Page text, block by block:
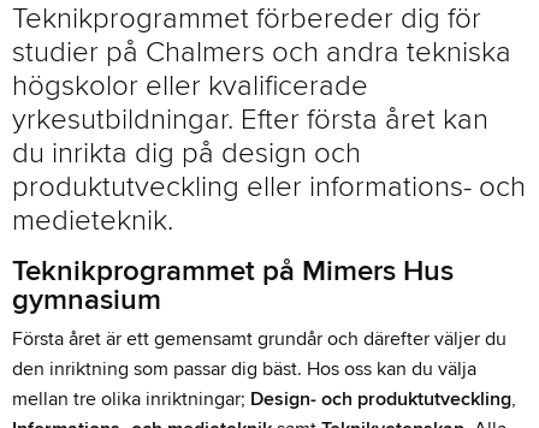
Teknikprogrammet förbereder dig för
studier på Chalmers och andra tekniska
högskolor eller kvalificerade
yrkesutbildningar. Efter första året kan
du inrikta dig på design och
produktutveckling eller informations- och
medieteknik.
Teknikprogrammet på Mimers Hus
gymnasium
Första året är ett gemensamt grundår och därefter väljer du
den inriktning som passar dig bäst. Hos oss kan du välja
mellan tre olika inriktningar; Design- och produktutveckling,